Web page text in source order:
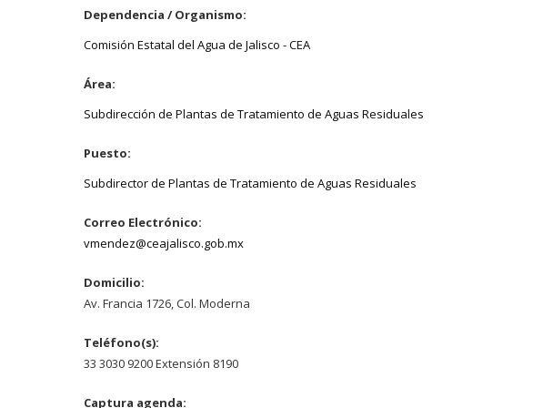
Dependencia / Organismo:
Comisión Estatal del Agua de Jalisco - CEA
Área:
Subdirección de Plantas de Tratamiento de Aguas Residuales
Puesto:
Subdirector de Plantas de Tratamiento de Aguas Residuales
Correo Electrónico:
vmendez@ceajalisco.gob.mx
Domicilio:
Av. Francia 1726, Col. Moderna
Teléfono(s):
33 3030 9200 Extensión 8190
Captura agenda: